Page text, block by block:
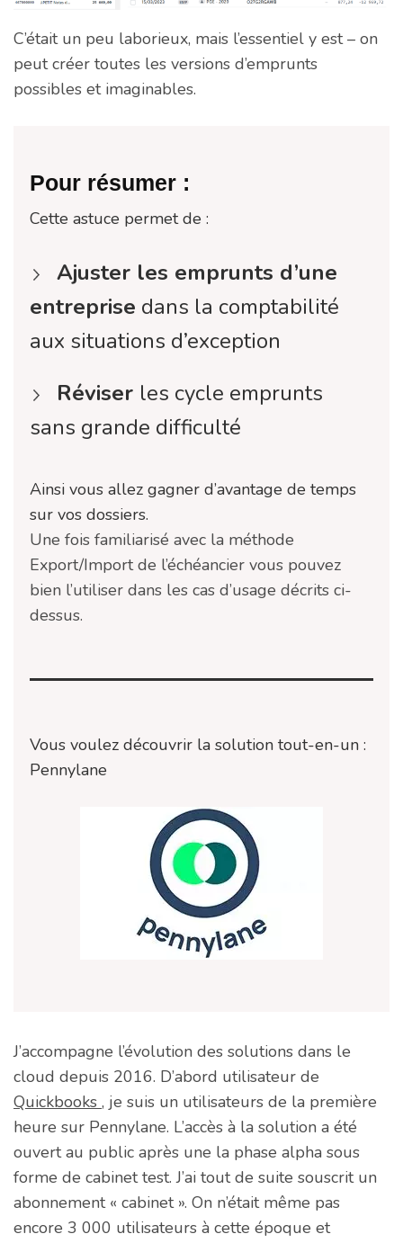
C’était un peu laborieux, mais l’essentiel y est – on
peut créer toutes les versions d’emprunts
possibles et imaginables.
Pour résumer :
Cette astuce permet de :
Ajuster les emprunts d’une
entreprise dans la comptabilité
aux situations d’exception
Réviser les cycle emprunts
sans grande difficulté
Ainsi vous allez gagner d’avantage de temps
sur vos dossiers.
Une fois familiarisé avec la méthode
Export/Import de l’échéancier vous pouvez
bien l’utiliser dans les cas d’usage décrits ci-
dessus.
Vous voulez découvrir la solution tout-en-un :
Pennylane
J’accompagne l’évolution des solutions dans le
cloud depuis 2016. D’abord utilisateur de
Quickbooks , je suis un utilisateurs de la première
heure sur Pennylane. L’accès à la solution a été
ouvert au public après une la phase alpha sous
forme de cabinet test. J’ai tout de suite souscrit un
abonnement « cabinet ». On n’était même pas
encore 3 000 utilisateurs à cette époque et